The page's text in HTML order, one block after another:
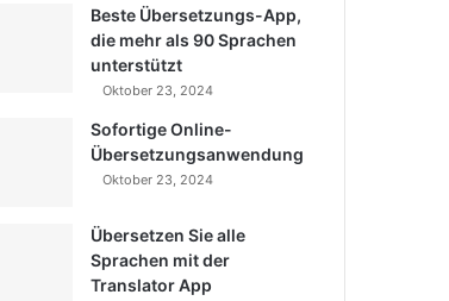
Beste Übersetzungs-App,
die mehr als 90 Sprachen
unterstützt
Oktober 23, 2024
Sofortige Online-
Übersetzungsanwendung
Oktober 23, 2024
Übersetzen Sie alle
Sprachen mit der
Translator App